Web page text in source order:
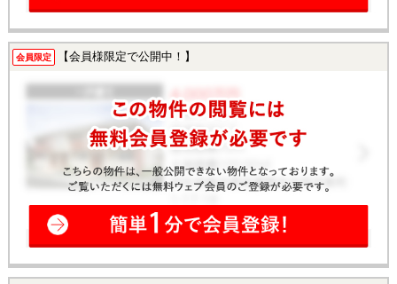
会員限定 【会員様限定で公開中！】